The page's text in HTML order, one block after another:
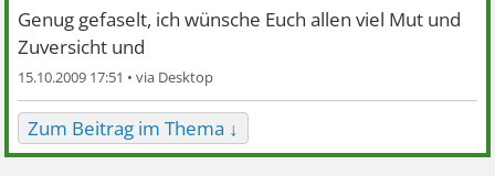
Genug gefaselt, ich wünsche Euch allen viel Mut und
Zuversicht und
15.10.2009 17:51 •
Zum Beitrag im Thema ↓